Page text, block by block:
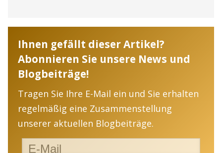
Ihnen gefällt dieser Artikel?
Abonnieren Sie unsere News und
Blogbeiträge!
Tragen Sie Ihre E-Mail ein und Sie erhalten
regelmäßig eine Zusammenstellung
unserer aktuellen Blogbeiträge.